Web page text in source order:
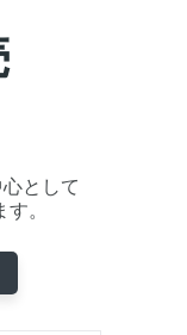
として
。